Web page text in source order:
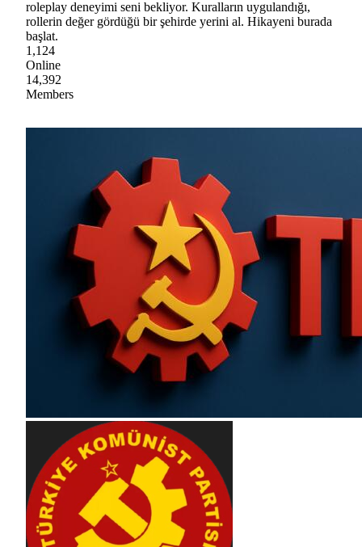
roleplay deneyimi seni bekliyor. Kuralların uygulandığı,
rollerin değer gördüğü bir şehirde yerini al. Hikayeni burada
başlat.
1,124
Online
14,392
Members